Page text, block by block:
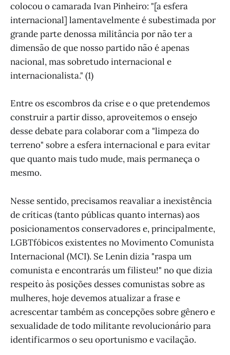
colocou o camarada Ivan Pinheiro: "[a esfera
internacional] lamentavelmente é subestimada por
grande parte denossa militância por não ter a
dimensão de que nosso partido não é apenas
nacional, mas sobretudo internacional e
internacionalista." (1)
Entre os escombros da crise e o que pretendemos
construir a partir disso, aproveitemos o ensejo
desse debate para colaborar com a "limpeza do
terreno" sobre a esfera internacional e para evitar
que quanto mais tudo mude, mais permaneça o
mesmo.
Nesse sentido, precisamos reavaliar a inexistência
de críticas (tanto públicas quanto internas) aos
posicionamentos conservadores e, principalmente,
LGBTfóbicos existentes no Movimento Comunista
Internacional (MCI). Se Lenin dizia "raspa um
comunista e encontrarás um filisteu!" no que dizia
respeito às posições desses comunistas sobre as
mulheres, hoje devemos atualizar a frase e
acrescentar também as concepções sobre gênero e
sexualidade de todo militante revolucionário para
identificarmos o seu oportunismo e vacilação.